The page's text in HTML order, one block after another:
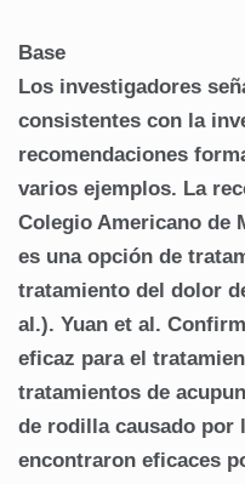
Base
Los investigadores
consistentes con la
recomendaciones
varios ejemplos. La
Colegio Americano de
es una opción de
tratamiento del dolor
al.). Yuan et al.
eficaz para el
tratamientos de
de rodilla causado por
encontraron eficaces